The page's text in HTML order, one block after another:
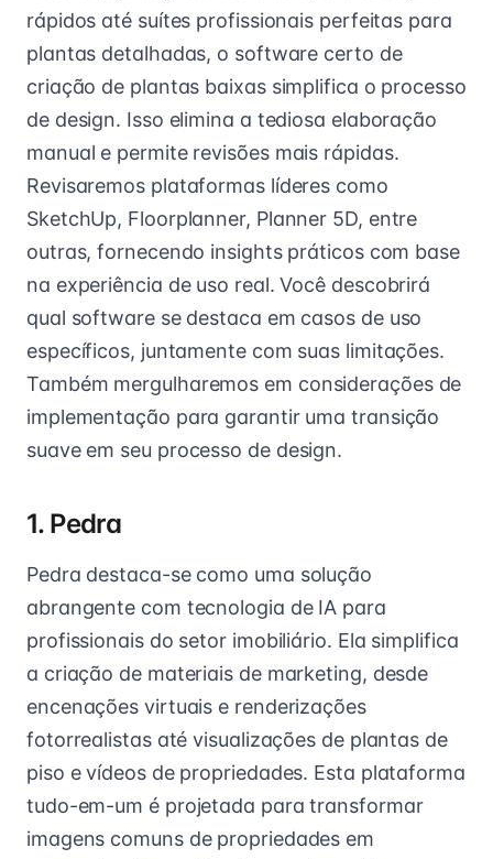
rápidos até suítes profissionais perfeitas para
plantas detalhadas, o software certo de
criação de plantas baixas simplifica o processo
de design. Isso elimina a tediosa elaboração
manual e permite revisões mais rápidas.
Revisaremos plataformas líderes como
SketchUp, Floorplanner, Planner 5D, entre
outras, fornecendo insights práticos com base
na experiência de uso real. Você descobrirá
qual software se destaca em casos de uso
específicos, juntamente com suas limitações.
Também mergulharemos em considerações de
implementação para garantir uma transição
suave em seu processo de design.
1. Pedra
Pedra destaca-se como uma solução
abrangente com tecnologia de IA para
profissionais do setor imobiliário. Ela simplifica
a criação de materiais de marketing, desde
encenações virtuais e renderizações
fotorrealistas até visualizações de plantas de
piso e vídeos de propriedades. Esta plataforma
tudo-em-um é projetada para transformar
imagens comuns de propriedades em